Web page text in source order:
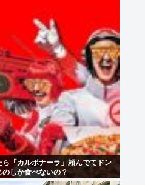
「カルボナーラ」頼んでてドン
しか食べないの？